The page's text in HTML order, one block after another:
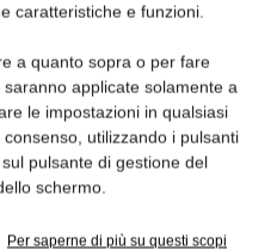
caratteristiche e funzioni.
a quanto sopra o per fare
applicate solamente a
le impostazioni in qualsiasi
utilizzando i pulsanti
pulsante di gestione del
schermo.
Per saperne di più su questi scopi